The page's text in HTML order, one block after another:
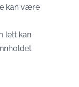
kan være
lett kan